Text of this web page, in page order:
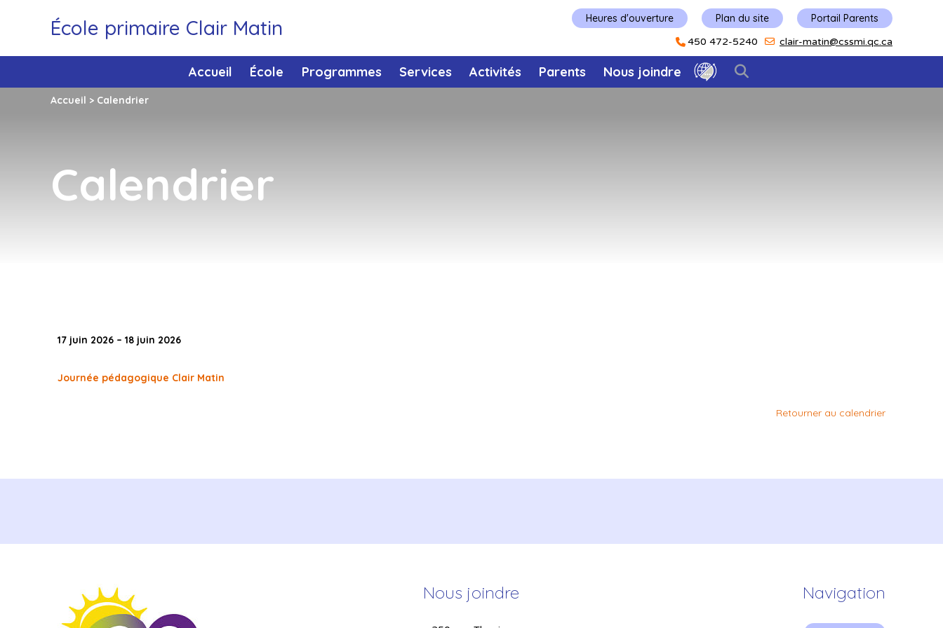
École primaire Clair Matin Plan du site Portail Parents
Heures d'ouverture
450 472-5240 clair-matin@cssmi.qc.ca
Accueil École Programmes Services Activités Parents Nous joindre
Accueil > Calendrier
Calendrier
17 juin 2026 – 18 juin 2026
Journée pédagogique Clair Matin
Retourner au calendrier
Nous joindre Navigation